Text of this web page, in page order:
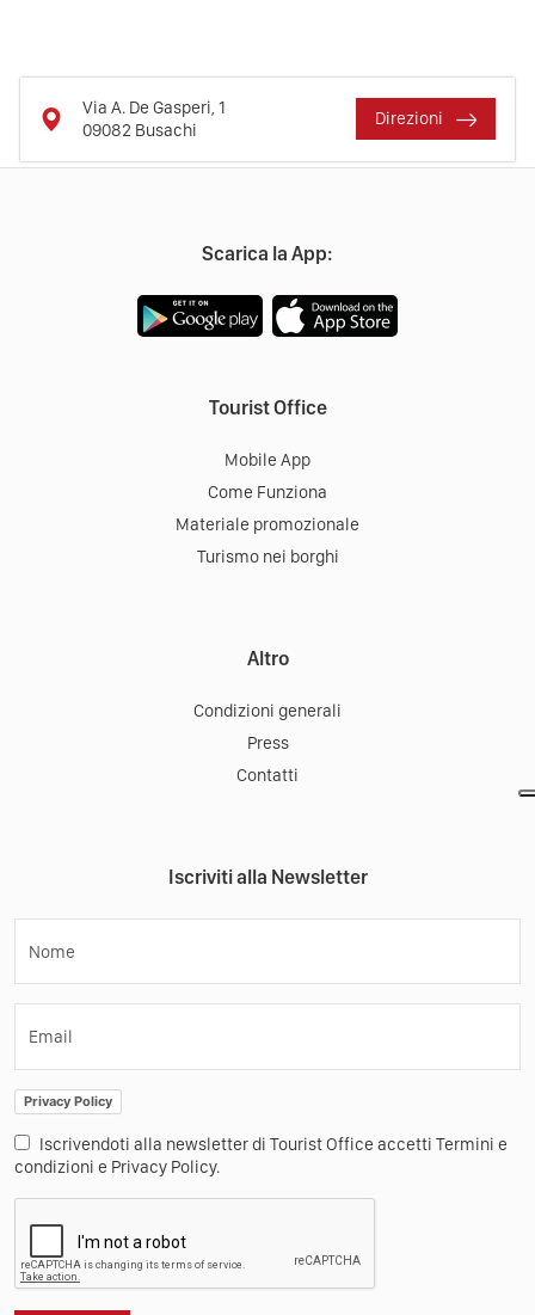
Via A. De Gasperi, 1
09082 Busachi
Direzioni
Scarica la App:
Tourist Office
Mobile App
Come Funziona
Materiale promozionale
Turismo nei borghi
Altro
Condizioni generali
Press
Contatti
Iscriviti alla Newsletter
Nome
Email
Privacy Policy
Iscrivendoti alla newsletter di Tourist Office accetti Termini e
condizioni e Privacy Policy.